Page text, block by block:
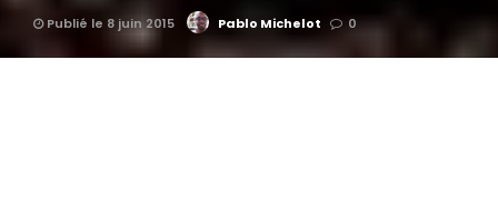
Publié le 8 juin 2015 Pablo Michelot 0